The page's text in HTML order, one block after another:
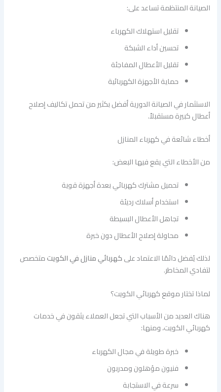
الصيانة المنتظمة تساعد على:
تقليل استهلاك الكهرباء
تحسين أداء الشبكة
تقليل الأعطال المفاجئة
حماية الأجهزة الكهربائية
الاستثمار في الصيانة الدورية أفضل بكثير من تحمل تكاليف إصلاح
أعطال كبيرة مستقبلاً.
أخطاء شائعة في كهرباء المنازل
من الأخطاء التي يقع فيها البعض:
تحميل مشترك كهربائي بعدة أجهزة قوية
استخدام أسلاك رديئة
تجاهل الأعطال البسيطة
محاولة إصلاح الأعطال دون خبرة
لذلك يُفضل دائمًا الاعتماد علىكهربائي منازل في الكويتمتخصص
لتفادي المخاطر.
لماذا تختار موقع كهربائي الكويت؟
هناك العديد من الأسباب التي تجعل العملاء يثقون في خدمات
كهربائي الكويت، ومنها:
خبرة طويلة في مجال الكهرباء
فنيون مؤهلون ومدربون
سرعة في الاستجابة